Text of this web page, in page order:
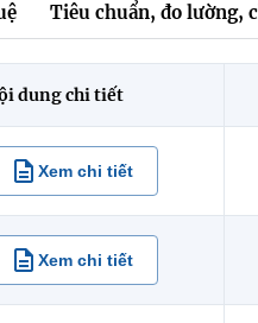
Tiêu chuẩn, đo lường,
dung chi tiết
Xem chi tiết
Xem chi tiết